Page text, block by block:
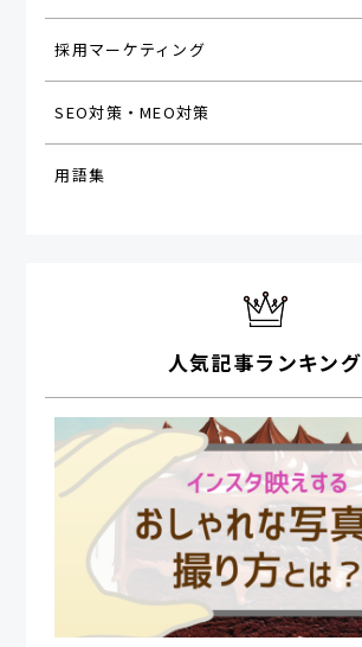
採用マーケティング
SEO対策・MEO対策
用語集
人気記事ランキング